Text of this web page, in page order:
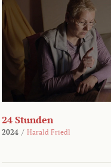
24 Stunden
2024 / Harald Friedl